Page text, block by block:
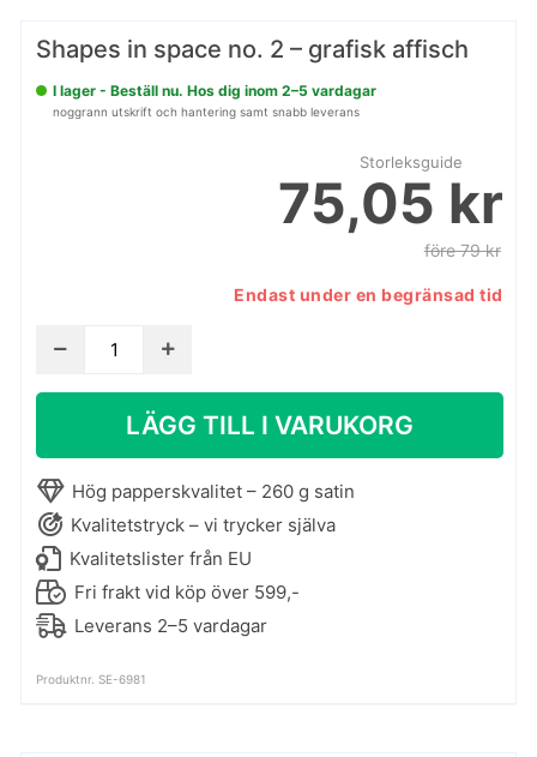
Shapes in space no. 2 – grafisk affisch
I lager - Beställ nu. Hos dig inom 2–5 vardagar
noggrann utskrift och hantering samt snabb leverans
Storleksguide
75,05 kr
före 79 kr
Endast under en begränsad tid
space
-
grafisk
affisch
mängd
LÄGG TILL I VARUKORG
Hög papperskvalitet – 260 g satin
Kvalitetstryck – vi trycker själva
Kvalitetslister från EU
Fri frakt vid köp över 599,-
Leverans 2–5 vardagar
Produktnr. SE-6981